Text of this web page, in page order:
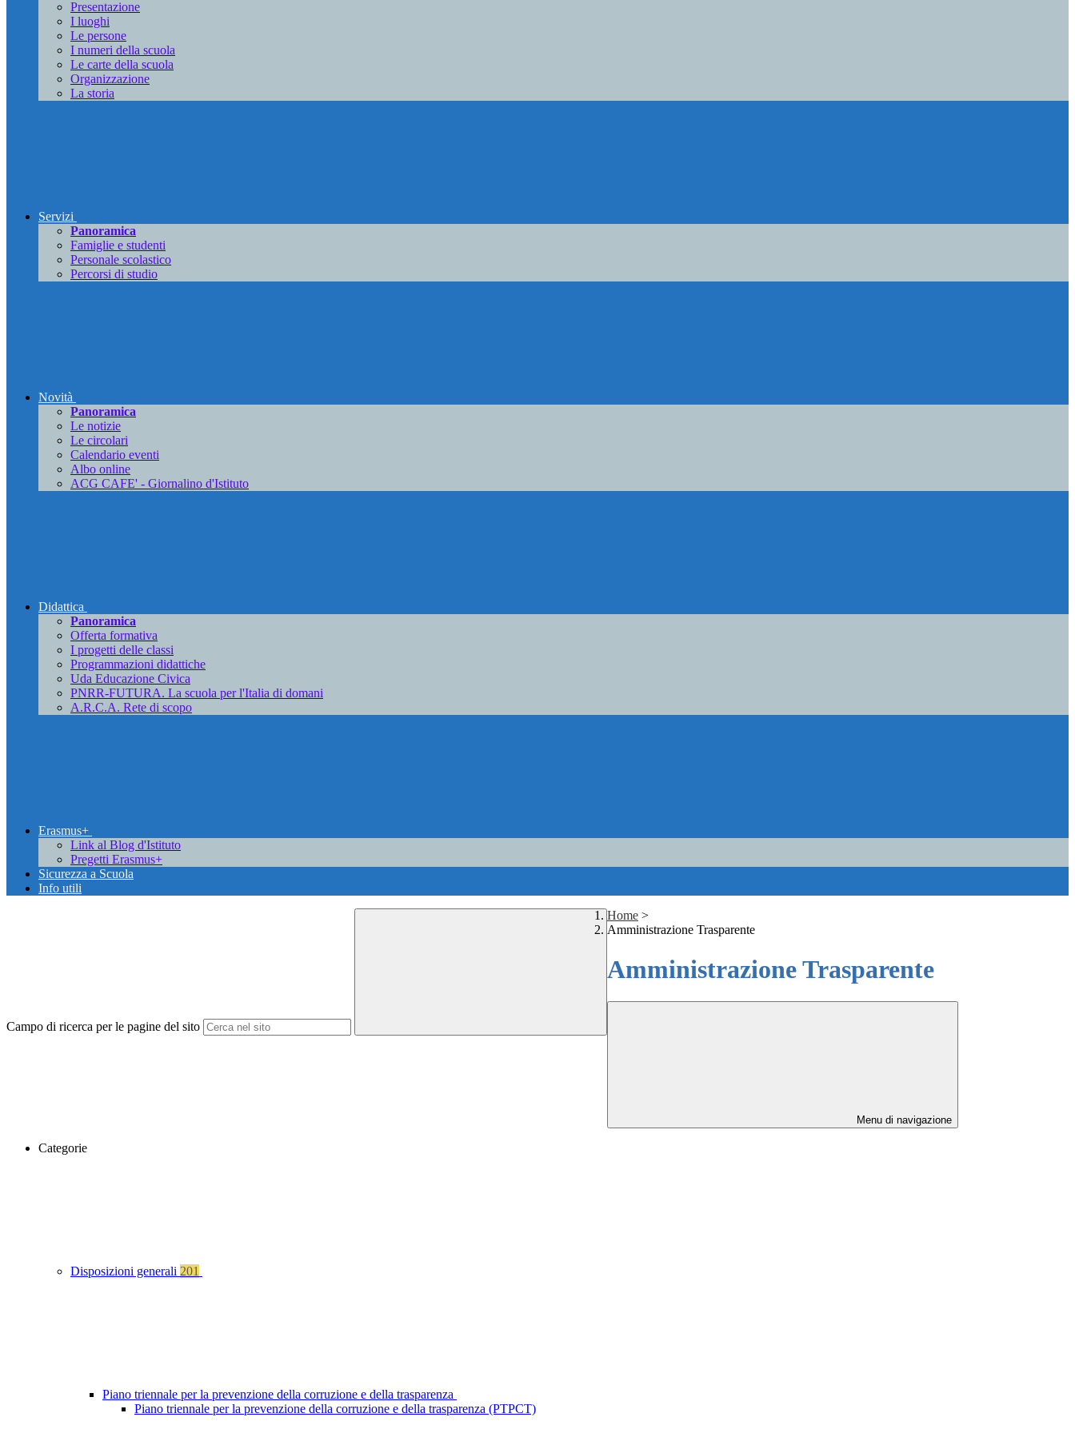
Presentazione
I luoghi
Le persone
I numeri della scuola
Le carte della scuola
Organizzazione
La storia
Servizi
Panoramica
Famiglie e studenti
Personale scolastico
Percorsi di studio
Novità
Panoramica
Le notizie
Le circolari
Calendario eventi
Albo online
ACG CAFE' - Giornalino d'Istituto
Didattica
Panoramica
Offerta formativa
I progetti delle classi
Programmazioni didattiche
Uda Educazione Civica
PNRR-FUTURA. La scuola per l'Italia di domani
A.R.C.A. Rete di scopo
Erasmus+
Link al Blog d'Istituto
Pregetti Erasmus+
Sicurezza a Scuola
Info utili
Campo di ricerca per le pagine del sito
Home >
Amministrazione Trasparente
Amministrazione Trasparente
Menu di navigazione
Categorie
Disposizioni generali 201
Piano triennale per la prevenzione della corruzione e della trasparenza
Piano triennale per la prevenzione della corruzione e della trasparenza (PTPCT)